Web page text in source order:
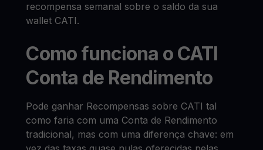
recompensa semanal sobre o saldo da sua
wallet CATI.
Como funciona o CATI
Conta de Rendimento
Pode ganhar Recompensas sobre CATI tal
como faria com uma Conta de Rendimento
tradicional, mas com uma diferença chave: em